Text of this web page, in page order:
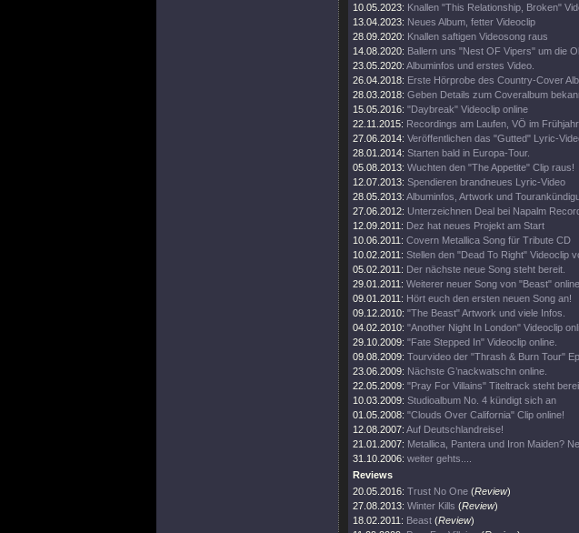
10.05.2023: Knallen "This Relationship, Broken"
13.04.2023: Neues Album, fetter Videoclip
28.09.2020: Knallen saftigen Videosong raus
14.08.2020: Ballern uns "Nest OF Vipers" um die
23.05.2020: Albuminfos und erstes Video.
26.04.2018: Erste Hörprobe des Country-Cover
28.03.2018: Geben Details zum Coveralbum
15.05.2016: "Daybreak" Videoclip online
22.11.2015: Recordings am Laufen, VÖ im
27.06.2014: Veröffentlichen das "Gutted" Lyric-
28.01.2014: Starten bald in Europa-Tour.
05.08.2013: Wuchten den "The Appetite" Clip raus!
12.07.2013: Spendieren brandneues Lyric-Video
28.05.2013: Albuminfos, Artwork und
27.06.2012: Unterzeichnen Deal bei Napalm
12.09.2011: Dez hat neues Projekt am Start
10.06.2011: Covern Metallica Song für Tribute CD
10.02.2011: Stellen den "Dead To Right" Videoclip
05.02.2011: Der nächste neue Song steht bereit.
29.01.2011: Weiterer neuer Song von "Beast" online.
09.01.2011: Hört euch den ersten neuen Song an!
09.12.2010: "The Beast" Artwork und viele Infos.
04.02.2010: "Another Night In London" Videoclip
29.10.2009: "Fate Stepped In" Videoclip online.
09.08.2009: Tourvideo der "Thrash & Burn Tour"
23.06.2009: Nächste G’nackwatschn online.
22.05.2009: "Pray For Villains" Titeltrack steht
10.03.2009: Studioalbum No. 4 kündigt sich an
01.05.2008: "Clouds Over California" Clip online!
12.08.2007: Auf Deutschlandreise!
21.01.2007: Metallica, Pantera und Iron Maiden?
31.10.2006: weiter gehts....
Reviews
20.05.2016: Trust No One (Review)
27.08.2013: Winter Kills (Review)
18.02.2011: Beast (Review)